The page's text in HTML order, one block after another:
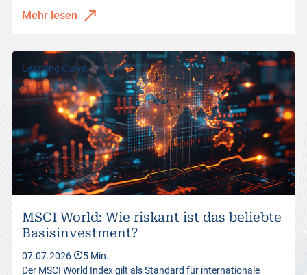
Mehr lesen
Learning Curve
MSCI World: Wie riskant ist das beliebte
Basisinvestment?
07.07.2026
5 Min.
Der MSCI World Index gilt als Standard für internationale